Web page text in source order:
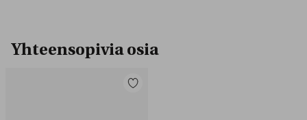
Yhteensopivia osia
Lisää